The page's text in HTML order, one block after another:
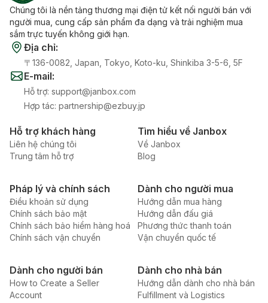
Chúng tôi là nền tảng thương mại điện tử kết nối người bán với
người mua, cung cấp sản phẩm đa dạng và trải nghiệm mua
sắm trực tuyến không giới hạn.
Địa chỉ:
〒136-0082, Japan, Tokyo, Koto-ku, Shinkiba 3-5-6, 5F
E-mail:
Hỗ trợ: support@janbox.com
Hợp tác: partnership@ezbuy.jp
Hỗ trợ khách hàng
Liên hệ chúng tôi
Trung tâm hỗ trợ
Tìm hiểu về Janbox
Về Janbox
Blog
Pháp lý và chính sách
Điều khoản sử dụng
Chính sách bảo mật
Chính sách bảo hiểm hàng hoá
Chính sách vận chuyển
Dành cho người mua
Hướng dẫn mua hàng
Hướng dẫn đấu giá
Phương thức thanh toán
Vận chuyển quốc tế
Dành cho người bán
How to Create a Seller
Account
Dành cho nhà bán
Hướng dẫn dành cho nhà bán
Fulfillment và Logistics